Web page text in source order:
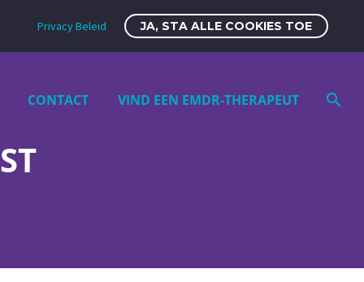
CONTACT VIND EEN EMDR-THERAPEUT
Privacy Beleid JA, STA ALLE COOKIES TOE